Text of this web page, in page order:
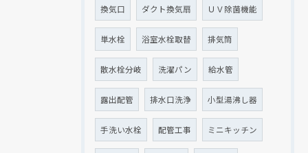
換気口 ダクト換気扇 ＵＶ除菌機能
単水栓 浴室水栓取替 排気筒
散水栓分岐 洗濯パン 給水管
露出配管 排水口洗浄 小型湯沸し器
手洗い水栓 配管工事 ミニキッチン